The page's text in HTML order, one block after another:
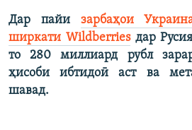
Дар пайи зарбаҳои
ширкати Wildberriesдар
то 280 миллиард рубл
ҳисоби ибтидоӣ аст ва
шавад.